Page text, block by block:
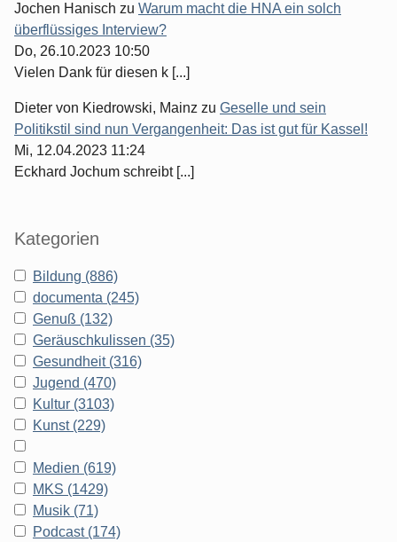
Jochen Hanisch zu Warum macht die HNA ein solch
überflüssiges Interview?
Do, 26.10.2023 10:50
Vielen Dank für diesen k [...]
Dieter von Kiedrowski, Mainz zu Geselle und sein
Politikstil sind nun Vergangenheit: Das ist gut für Kassel!
Mi, 12.04.2023 11:24
Eckhard Jochum schreibt [...]
Kategorien
Bildung (886)
documenta (245)
Genuß (132)
Geräuschkulissen (35)
Gesundheit (316)
Jugend (470)
Kultur (3103)
Kunst (229)
Medien (619)
MKS (1429)
Musik (71)
Podcast (174)